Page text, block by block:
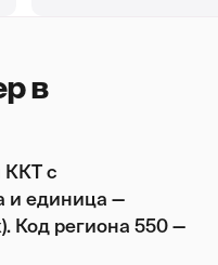
в
ККТ с
и единица —
Код региона 550 —